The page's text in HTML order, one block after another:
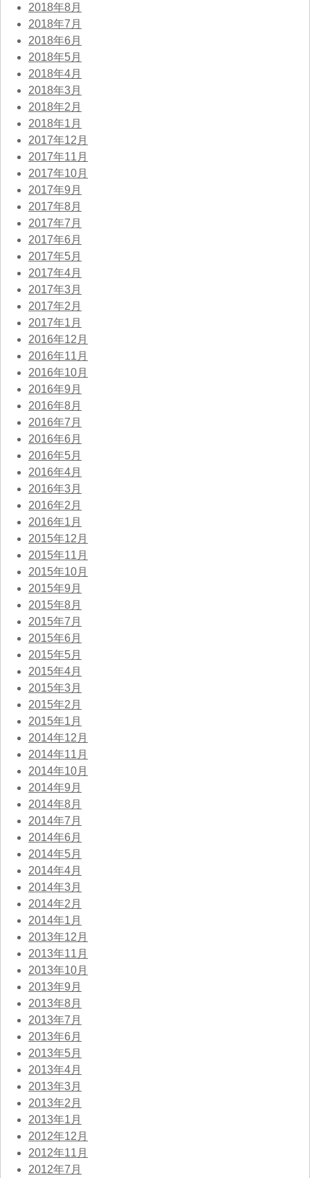
2018年8月
2018年7月
2018年6月
2018年5月
2018年4月
2018年3月
2018年2月
2018年1月
2017年12月
2017年11月
2017年10月
2017年9月
2017年8月
2017年7月
2017年6月
2017年5月
2017年4月
2017年3月
2017年2月
2017年1月
2016年12月
2016年11月
2016年10月
2016年9月
2016年8月
2016年7月
2016年6月
2016年5月
2016年4月
2016年3月
2016年2月
2016年1月
2015年12月
2015年11月
2015年10月
2015年9月
2015年8月
2015年7月
2015年6月
2015年5月
2015年4月
2015年3月
2015年2月
2015年1月
2014年12月
2014年11月
2014年10月
2014年9月
2014年8月
2014年7月
2014年6月
2014年5月
2014年4月
2014年3月
2014年2月
2014年1月
2013年12月
2013年11月
2013年10月
2013年9月
2013年8月
2013年7月
2013年6月
2013年5月
2013年4月
2013年3月
2013年2月
2013年1月
2012年12月
2012年11月
2012年7月